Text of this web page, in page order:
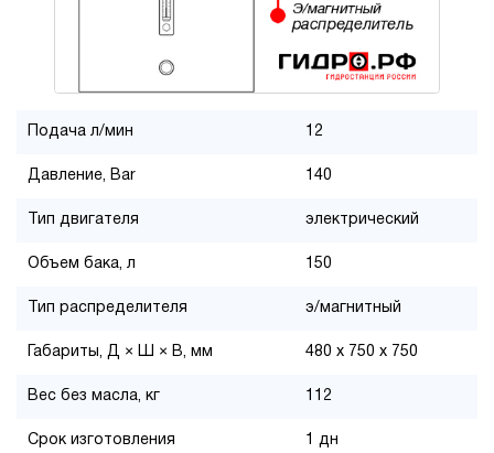
Подача л/мин 12
Давление, Bar 140
Тип двигателя электрический
Объем бака, л 150
Тип распределителя э/магнитный
Габариты, Д × Ш × В, мм 480 x 750 x 750
Вес без масла, кг 112
Срок изготовления 1 дн